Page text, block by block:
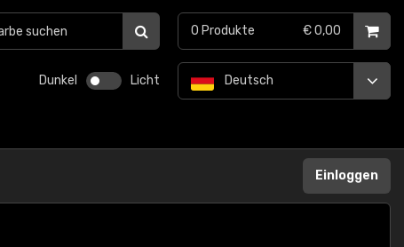
Dunkel Licht Deutsch
0 Produkte € 0,00
Einloggen